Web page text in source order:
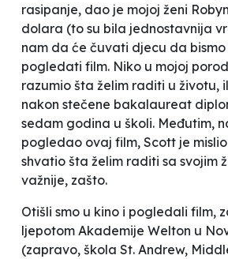
rasipanje, dao je mojoj ženi
dolara (to su bila jednostavnija
nam da će čuvati djecu da
pogledati film. Niko u mojoj
razumio šta želim raditi u životu,
nakon stečene bakalaureat
sedam godina u školi. Međutim,
pogledao ovaj film, Scott je
shvatio šta želim raditi sa svojim
važnije, zašto.
Otišli smo u kino i pogledali film,
ljepotom Akademije Welton u
(zapravo, škola St. Andrew,